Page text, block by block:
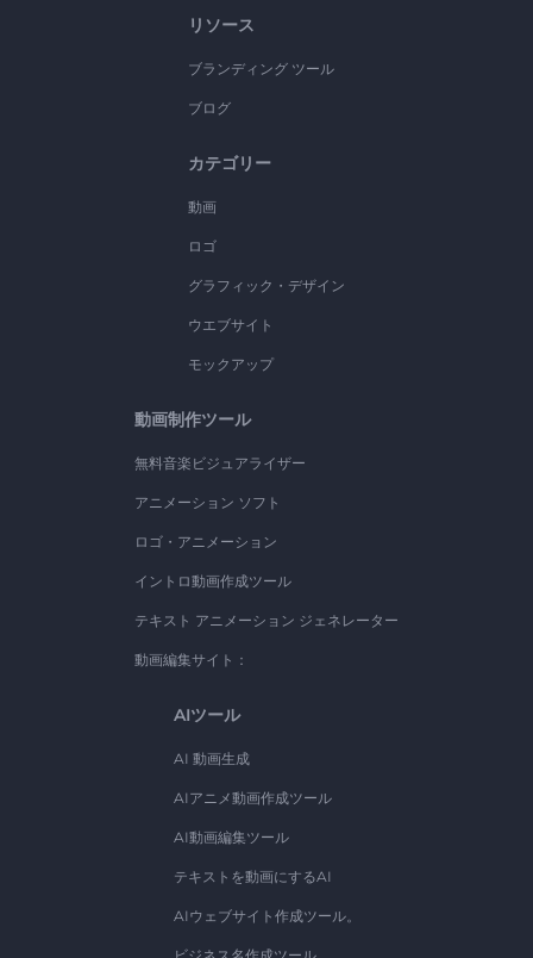
リソース
ブランディング ツール
ブログ
カテゴリー
動画
ロゴ
グラフィック・デザイン
ウエブサイト
モックアップ
動画制作ツール
無料音楽ビジュアライザー
アニメーション ソフト
ロゴ・アニメーション
イントロ動画作成ツール
テキスト アニメーション ジェネレーター
動画編集サイト：
AIツール
AI 動画生成
AIアニメ動画作成ツール
AI動画編集ツール
テキストを動画にするAI
AIウェブサイト作成ツール。